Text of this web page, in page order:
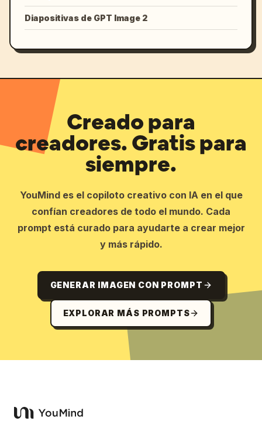
Diapositivas de GPT Image 2
Creado para
creadores. Gratis para
siempre.
YouMind es el copiloto creativo con IA en el que
confían creadores de todo el mundo. Cada
prompt está curado para ayudarte a crear mejor
y más rápido.
GENERAR IMAGEN CON PROMPT
EXPLORAR MÁS PROMPTS